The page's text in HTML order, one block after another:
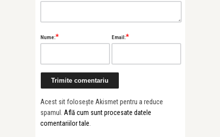
Nume:* Email:*
Acest sit folosește Akismet pentru a reduce
spamul. Află cum sunt procesate datele
comentariilor tale